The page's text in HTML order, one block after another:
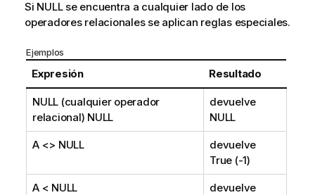
Si NULLse encuentra a cualquier lado de los
operadores relacionales se aplican reglas especiales.
Ejemplos
Expresión Resultado
NULL (cualquier operador
relacional) NULL
devuelve
NULL
A <> NULL
devuelve
True (-1)
A < NULL
devuelve